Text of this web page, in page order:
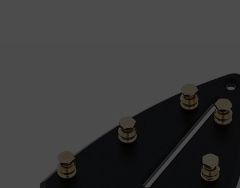
de 5 sterren van 8 klantbeoordelingen